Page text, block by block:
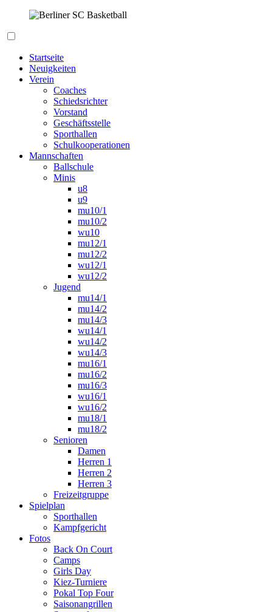
springen
Startseite
Neuigkeiten
Verein
Coaches
Schiedsrichter
Vorstand
Geschäftsstelle
Sporthallen
Schulkooperationen
Mannschaften
Ballschule
Minis
u8
u9
mu10/1
mu10/2
wu10
mu12/1
mu12/2
wu12/1
wu12/2
Jugend
mu14/1
mu14/2
mu14/3
wu14/1
wu14/2
wu14/3
mu16/1
mu16/2
mu16/3
wu16/1
wu16/2
mu18/1
mu18/2
Senioren
Damen
Herren 1
Herren 2
Herren 3
Freizeitgruppe
Spielplan
Sporthallen
Kampfgericht
Fotos
Back On Court
Camps
Girls Day
Kiez-Turniere
Pokal Top Four
Saisonangrillen